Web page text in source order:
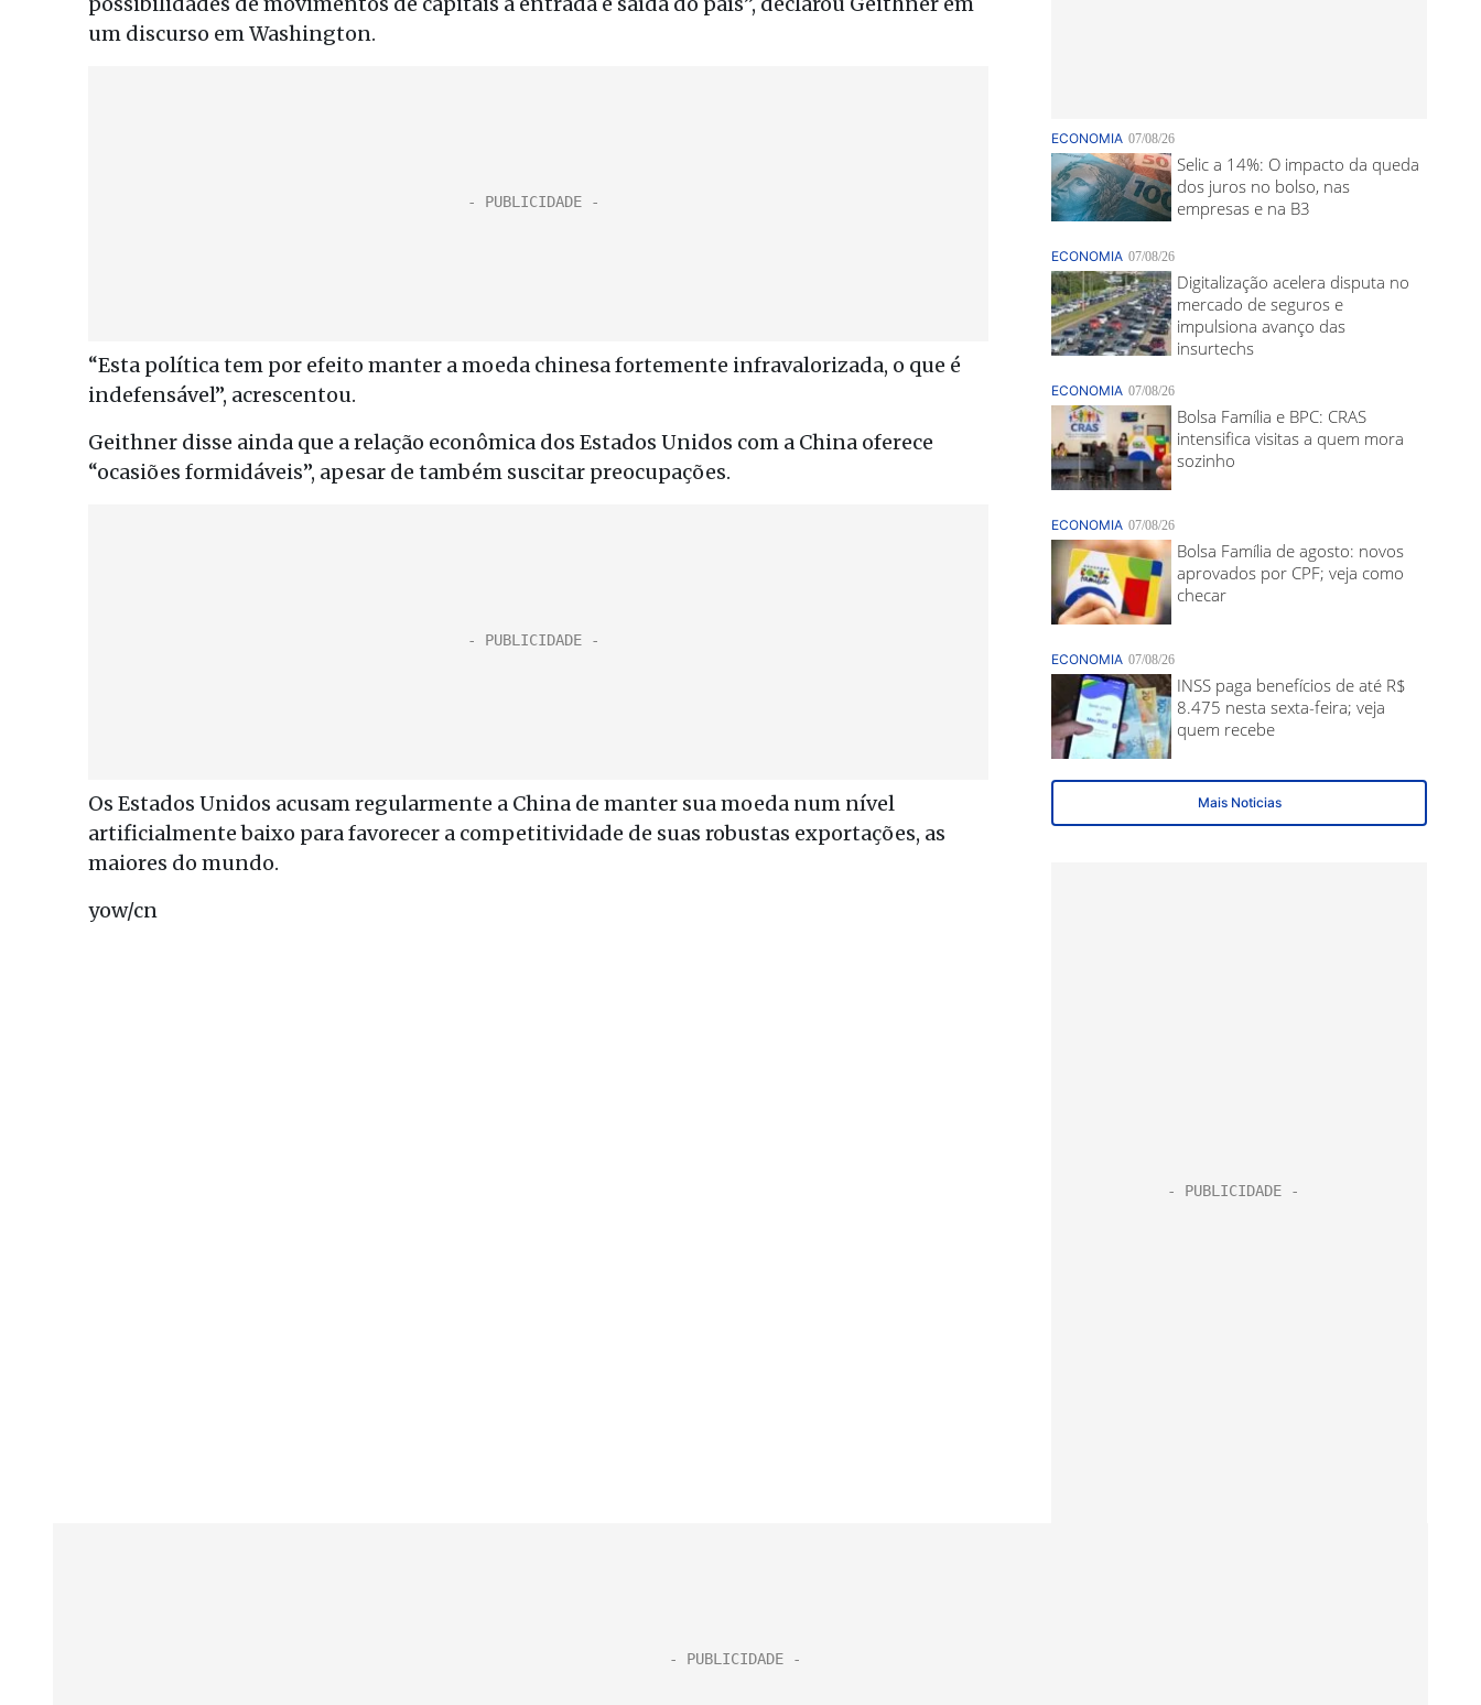
um discurso em Washington.
“Esta política tem por efeito manter a moeda chinesa fortemente infravalorizada, o que é
indefensável”, acrescentou.
Geithner disse ainda que a relação econômica dos Estados Unidos com a China oferece
“ocasiões formidáveis”, apesar de também suscitar preocupações.
Os Estados Unidos acusam regularmente a China de manter sua moeda num nível
artificialmente baixo para favorecer a competitividade de suas robustas exportações, as
maiores do mundo.
yow/cn